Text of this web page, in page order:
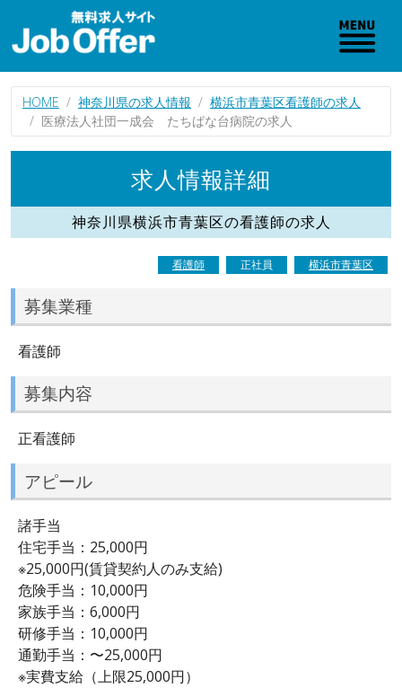
HOME 神奈川県の求人情報
横浜市青葉区看護師の求人
医療法人社団一成会 たちばな台病院の求人
求人情報詳細
神奈川県横浜市青葉区の看護師の求人
看護師 正社員 横浜市青葉区
募集業種
看護師
募集内容
正看護師
アピール
諸手当
住宅手当：25,000円
※25,000円(賃貸契約人のみ支給)
危険手当：10,000円
家族手当：6,000円
研修手当：10,000円
通勤手当：〜25,000円
※実費支給（上限25,000円）